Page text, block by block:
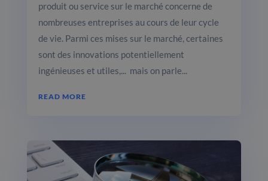
produit ou service sur le marché concerne de
nombreuses entreprises au cours de leur cycle
de vie. Parmi ces mises sur le marché, certaines
sont des innovations potentiellement
ingénieuses et utiles,... mais on parle...
READ MORE